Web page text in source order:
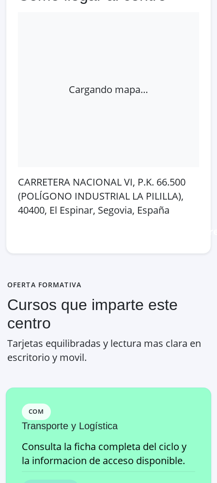
Cargando mapa…
CARRETERA NACIONAL VI, P.K. 66.500
(POLÍGONO INDUSTRIAL LA PILILLA),
40400, El Espinar, Segovia, España
OFERTA FORMATIVA
Cursos que imparte este
centro
Tarjetas equilibradas y lectura mas clara en
escritorio y movil.
COM
Transporte y Logística
Consulta la ficha completa del ciclo y
la informacion de acceso disponible.